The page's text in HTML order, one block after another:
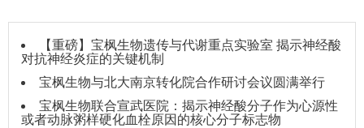
【重磅】宝枫生物遗传与代谢重点实验室 揭示神经酸
对抗神经炎症的关键机制
宝枫生物与北大南京转化院合作研讨会议圆满举行
宝枫生物联合宣武医院：揭示神经酸分子作为心源性
或者动脉粥样硬化血栓原因的核心分子标志物